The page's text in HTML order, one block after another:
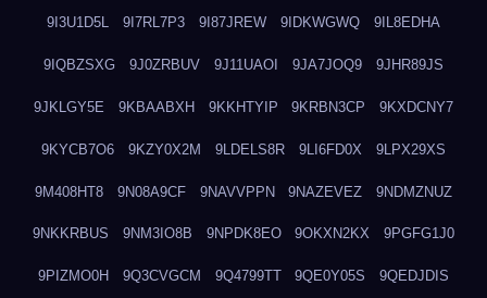
9I3U1D5L 9I7RL7P3 9I87JREW 9IDKWGWQ 9IL8EDHA
9IQBZSXG 9J0ZRBUV 9J11UAOI 9JA7JOQ9 9JHR89JS
9JKLGY5E 9KBAABXH 9KKHTYIP 9KRBN3CP 9KXDCNY7
9KYCB7O6 9KZY0X2M 9LDELS8R 9LI6FD0X 9LPX29XS
9M408HT8 9N08A9CF 9NAVVPPN 9NAZEVEZ 9NDMZNUZ
9NKKRBUS 9NM3IO8B 9NPDK8EO 9OKXN2KX 9PGFG1J0
9PIZMO0H 9Q3CVGCM 9Q4799TT 9QE0Y05S 9QEDJDIS